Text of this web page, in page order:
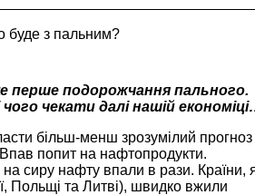
перше подорожчання пального.
чекати далі нашій
більш-менш зрозумілий прогноз
попит на нафтопродукти.
сиру нафту впали в рази. Країни,
Польщі та Литві), швидко вжили